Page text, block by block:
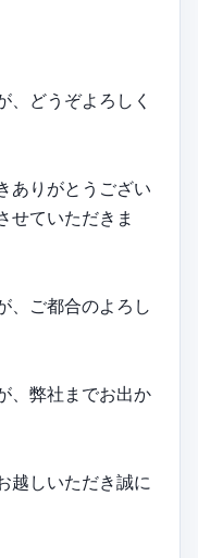
、どうぞよろしく
ありがとうござい
せていただきま
、ご都合のよろし
、弊社までお出か
越しいただき誠に